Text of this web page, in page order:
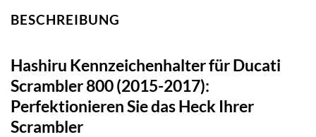
BESCHREIBUNG
Hashiru Kennzeichenhalter für Ducati
Scrambler 800 (2015-2017):
Perfektionieren Sie das Heck Ihrer
Scrambler